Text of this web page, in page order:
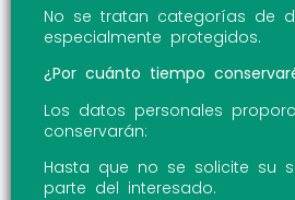
No se tratan categorías de
especialmente protegidos.
¿Por cuánto tiempo
Los datos personales
conservarán:
Hasta que no se solicite su
parte del interesado.